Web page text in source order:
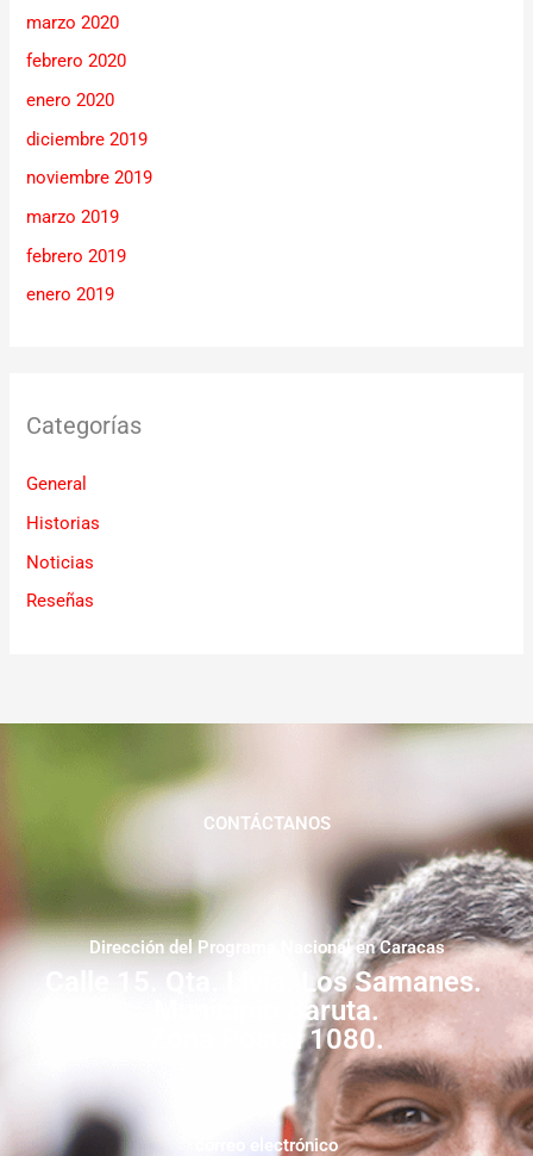
marzo 2020
febrero 2020
enero 2020
diciembre 2019
noviembre 2019
marzo 2019
febrero 2019
enero 2019
Categorías
General
Historias
Noticias
Reseñas
CONTÁCTANOS
Dirección del Programa Nacional en Caracas
Calle 15. Qta. Livia. Los Samanes.
Municipio Baruta.
Zona Postal 1080.
correo electrónico